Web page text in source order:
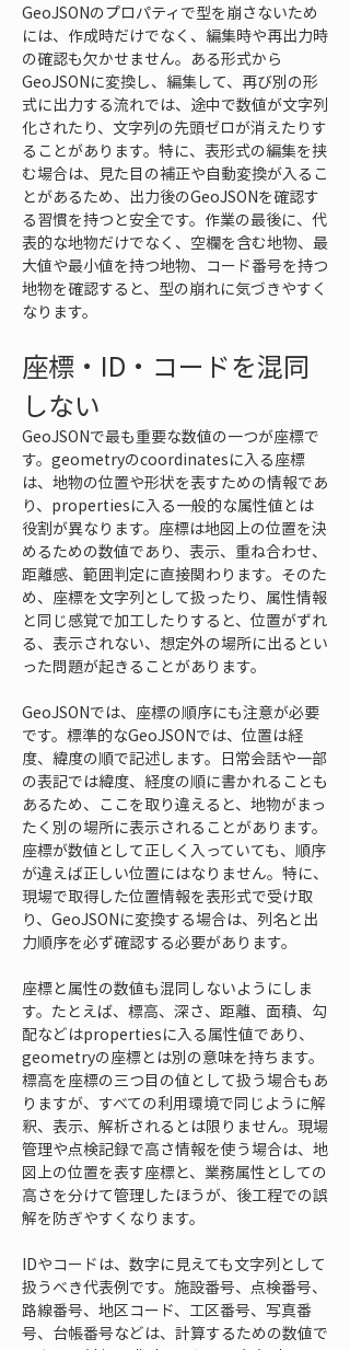
GeoJSONのプロパティで型を崩さないため
には、作成時だけでなく、編集時や再出力時
の確認も欠かせません。ある形式から
GeoJSONに変換し、編集して、再び別の形
式に出力する流れでは、途中で数値が文字列
化されたり、文字列の先頭ゼロが消えたりす
ることがあります。特に、表形式の編集を挟
む場合は、見た目の補正や自動変換が入るこ
とがあるため、出力後のGeoJSONを確認す
る習慣を持つと安全です。作業の最後に、代
表的な地物だけでなく、空欄を含む地物、最
大値や最小値を持つ地物、コード番号を持つ
地物を確認すると、型の崩れに気づきやすく
なります。
座標・ID・コードを混同
しない
GeoJSONで最も重要な数値の一つが座標で
す。geometryのcoordinatesに入る座標
は、地物の位置や形状を表すための情報であ
り、propertiesに入る一般的な属性値とは
役割が異なります。座標は地図上の位置を決
めるための数値であり、表示、重ね合わせ、
距離感、範囲判定に直接関わります。そのた
め、座標を文字列として扱ったり、属性情報
と同じ感覚で加工したりすると、位置がずれ
る、表示されない、想定外の場所に出るとい
った問題が起きることがあります。
GeoJSONでは、座標の順序にも注意が必要
です。標準的なGeoJSONでは、位置は経
度、緯度の順で記述します。日常会話や一部
の表記では緯度、経度の順に書かれることも
あるため、ここを取り違えると、地物がまっ
たく別の場所に表示されることがあります。
座標が数値として正しく入っていても、順序
が違えば正しい位置にはなりません。特に、
現場で取得した位置情報を表形式で受け取
り、GeoJSONに変換する場合は、列名と出
力順序を必ず確認する必要があります。
座標と属性の数値も混同しないようにしま
す。たとえば、標高、深さ、距離、面積、勾
配などはpropertiesに入る属性値であり、
geometryの座標とは別の意味を持ちます。
標高を座標の三つ目の値として扱う場合もあ
りますが、すべての利用環境で同じように解
釈、表示、解析されるとは限りません。現場
管理や点検記録で高さ情報を使う場合は、地
図上の位置を表す座標と、業務属性としての
高さを分けて管理したほうが、後工程での誤
解を防ぎやすくなります。
IDやコードは、数字に見えても文字列として
扱うべき代表例です。施設番号、点検番号、
路線番号、地区コード、工区番号、写真番
号、台帳番号などは、計算するための数値で